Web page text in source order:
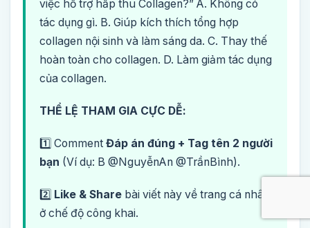
việc hỗ trợ hấp thu Collagen?” A. Không có
tác dụng gì. B. Giúp kích thích tổng hợp
collagen nội sinh và làm sáng da. C. Thay thế
hoàn toàn cho collagen. D. Làm giảm tác dụng
của collagen.
THỂ LỆ THAM GIA CỰC DỄ:
1️⃣ Comment Đáp án đúng + Tag tên 2 người
bạn (Ví dụ: B @NguyễnAn @TrầnBình).
2️⃣ Like & Share bài viết này về trang cá nhân
ở chế độ công khai.